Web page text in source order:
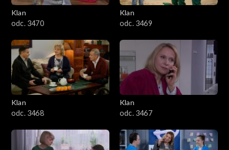
Klan
odc. 3470
Klan
odc. 3469
Klan
odc. 3468
Klan
odc. 3467